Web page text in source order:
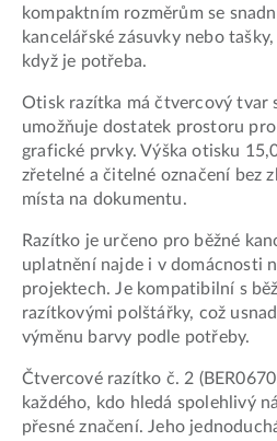
kompaktním rozměrům se
kancelářské zásuvky nebo
když je potřeba.
Otisk razítka má čtvercový tvar
umožňuje dostatek prostoru
grafické prvky. Výška otisku
zřetelné a čitelné označení bez
místa na dokumentu.
Razítko je určeno pro běžné
uplatnění najde i v domácnosti
projektech. Je kompatibilní s
razítkovými polštářky, což
výměnu barvy podle potřeby.
Čtvercové razítko č. 2
každého, kdo hledá spolehlivý
přesné značení. Jeho